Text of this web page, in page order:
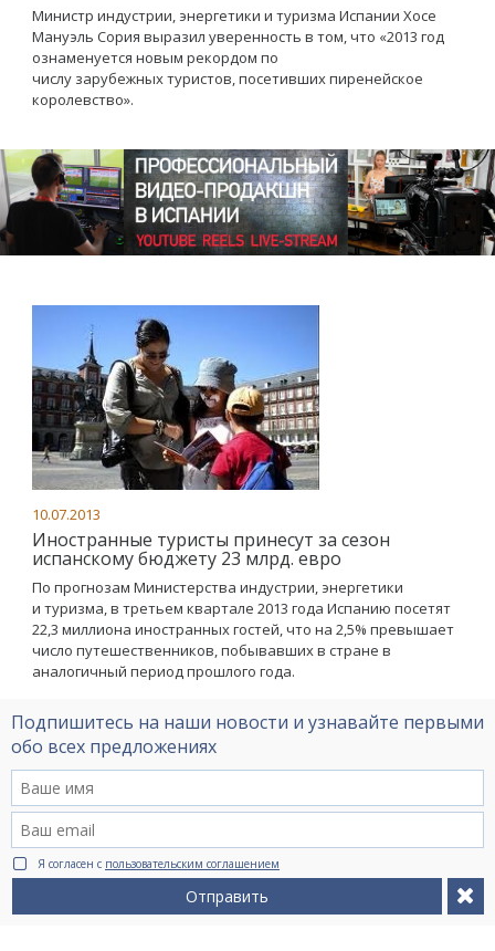
Министр индустрии, энергетики и туризма Испании Хосе
Мануэль Сория выразил уверенность в том, что «2013 год
ознаменуется новым рекордом по
числу зарубежных туристов, посетивших пиренейское
королевство».
10.07.2013
Иностранные туристы принесут за сезон
испанскому бюджету 23 млрд. евро
По прогнозам Министерства индустрии, энергетики
и туризма, в третьем квартале 2013 года Испанию посетят
22,3 миллиона иностранных гостей, что на 2,5% превышает
число путешественников, побывавших в стране в
аналогичный период прошлого года.
Подпишитесь на наши новости и узнавайте первыми
обо всех предложениях
Я согласен с пользовательским соглашением
Отправить